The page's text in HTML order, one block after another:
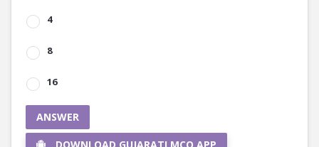
4
8
16
ANSWER